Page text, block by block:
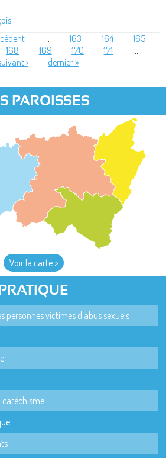
… 163 164
165
168 169 170 171
…
›
dernier »
PAROISSES
Voir la carte >
PRATIQUE
personnes victimes d'abus sexuels
catéchisme